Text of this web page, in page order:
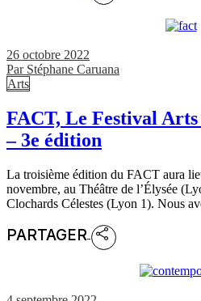
26 octobre 2022
Par Stéphane Caruana
Arts
FACT, Le Festival
– 3e édition
La troisième édition du FACT aura
novembre, au Théâtre de l’Élysée
Clochards Célestes (Lyon 1). Nous
PARTAGER